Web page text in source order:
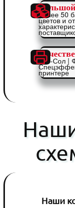
Более 50
цветов и
Эко-Сол |
принтере
Наши